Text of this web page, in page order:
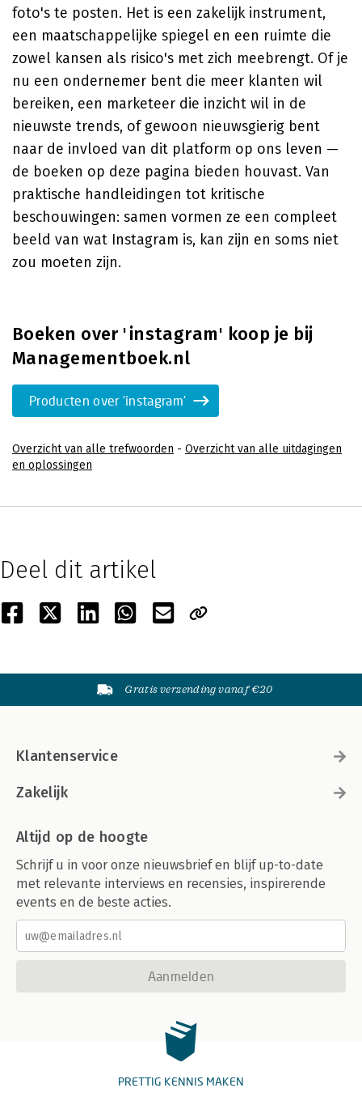
foto's te posten. Het is een zakelijk instrument,
een maatschappelijke spiegel en een ruimte die
zowel kansen als risico's met zich meebrengt. Of je
nu een ondernemer bent die meer klanten wil
bereiken, een marketeer die inzicht wil in de
nieuwste trends, of gewoon nieuwsgierig bent
naar de invloed van dit platform op ons leven —
de boeken op deze pagina bieden houvast. Van
praktische handleidingen tot kritische
beschouwingen: samen vormen ze een compleet
beeld van wat Instagram is, kan zijn en soms niet
zou moeten zijn.
Boeken over 'instagram' koop je bij
Managementboek.nl
Producten over 'instagram'
Overzicht van alle trefwoorden - Overzicht van alle uitdagingen
en oplossingen
Deel dit artikel
Gratis verzending vanaf €20
Klantenservice
Zakelijk
Altijd op de hoogte
Schrijf u in voor onze nieuwsbrief en blijf up-to-date
met relevante interviews en recensies, inspirerende
events en de beste acties.
Aanmelden
PRETTIG KENNIS MAKEN